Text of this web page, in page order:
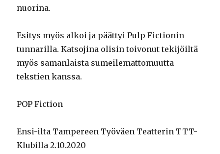
nuorina.
Esitys myös alkoi ja päättyi Pulp Fictionin
tunnarilla. Katsojina olisin toivonut tekijöiltä
myös samanlaista sumeilemattomuutta
tekstien kanssa.
POP Fiction
Ensi-ilta Tampereen Työväen Teatterin TTT-
Klubilla 2.10.2020